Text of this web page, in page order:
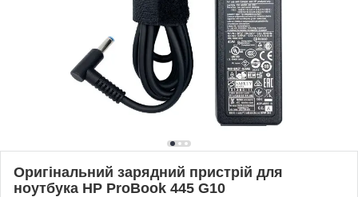
Оригінальний зарядний пристрій для
ноутбука HP ProBook 445 G10